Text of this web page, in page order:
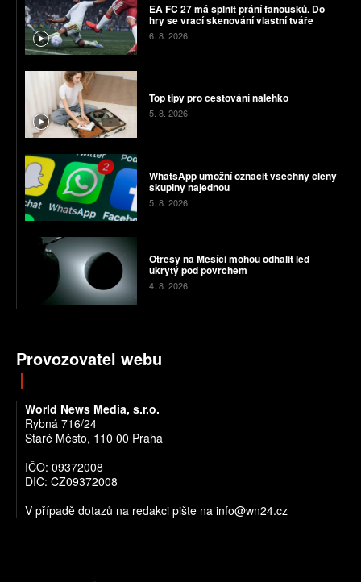
EA FC 27 má splnit přání fanoušků. Do
hry se vrací skenování vlastní tváře
6. 8. 2026
Top tipy pro cestování nalehko
5. 8. 2026
WhatsApp umožní označit všechny členy
skupiny najednou
5. 8. 2026
Otřesy na Měsíci mohou odhalit led
ukrytý pod povrchem
4. 8. 2026
Provozovatel webu
World News Media, s.r.o.
Rybná 716/24
Staré Město, 110 00 Praha
IČO: 09372008
DIČ: CZ09372008
V případě dotazů na redakci pište na info@wn24.cz